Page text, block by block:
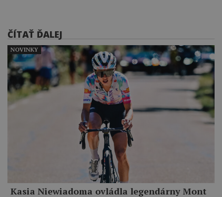
ČÍTAŤ ĎALEJ
Kasia Niewiadoma ovládla legendárny Mont
NOVINKY